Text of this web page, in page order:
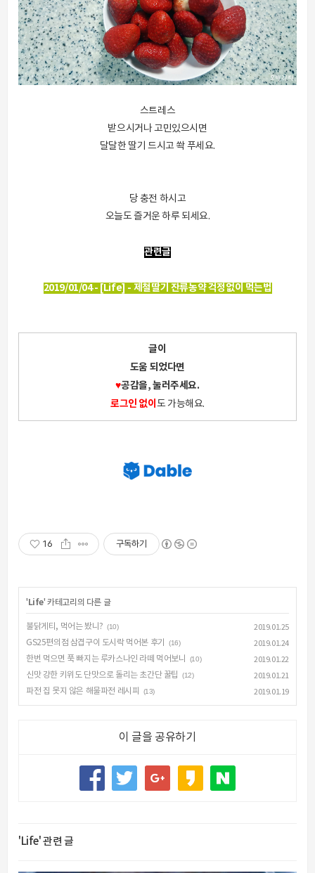
스트레스
받으시거나 고민있으시면
달달한 딸기 드시고 쏵 푸세요.
당 충전 하시고
오늘도 즐거운 하루 되세요.
관련글
2019/01/04 - [Life] - 제철딸기 잔류농약 걱정없이 먹는법
글이
도움 되었다면
♥공감을, 눌러주세요.
로그인 없이 도 가능해요.
16 구독하기
'Life' 카테고리의 다른 글
불닭게티, 먹어는 봤니? (10)
2019.01.25
GS25편의점 삼겹구이 도시락 먹어본 후기
(16)
2019.01.24
한번 먹으면 푹 빠지는 루카스나인 라떼 먹어보니
(10)
2019.01.22
신맛 강한 키위도 단맛으로 돌리는 초간단 꿀팁
(12)
2019.01.21
파전 집 못지 않은 해물파전 레시피
(13) 2019.01.19
이 글을 공유하기
'Life' 관련 글